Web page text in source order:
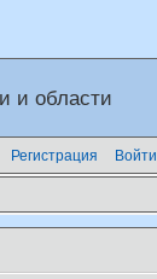
и области
Регистрация Войти